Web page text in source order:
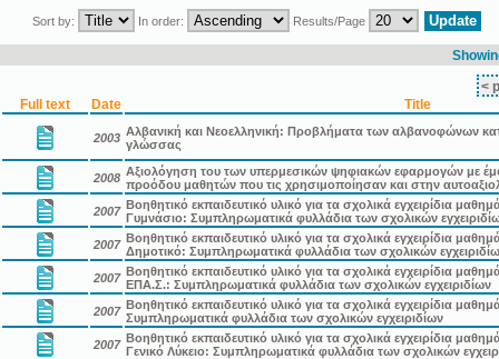
Sort by: In order: Results/Page
<
Full text
Date Title
2003 Αλβανική και Νεοελληνική: Προβλήματα των αλβανοφώνων
γλώσσας
2008 Αξιολόγηση του των υπερμεσικών ψηφιακών εφαρμογών με
προόδου μαθητών που τις χρησιμοποίησαν και στην
2007 Βοηθητικό εκπαιδευτικό υλικό για τα σχολικά εγχειρίδια
Γυμνάσιο: Συμπληρωματικά φυλλάδια των σχολικών
2007 Βοηθητικό εκπαιδευτικό υλικό για τα σχολικά εγχειρίδια
Δημοτικό: Συμπληρωματικά φυλλάδια των σχολικών
2007 Βοηθητικό εκπαιδευτικό υλικό για τα σχολικά εγχειρίδια
ΕΠΑ.Σ.: Συμπληρωματικά φυλλάδια των σχολικών εγχειριδίων
2007 Βοηθητικό εκπαιδευτικό υλικό για τα σχολικά εγχειρίδια
Συμπληρωματικά φυλλάδια των σχολικών εγχειριδίων
2007 Βοηθητικό εκπαιδευτικό υλικό για τα σχολικά εγχειρίδια
Γενικό Λύκειο: Συμπληρωματικά φυλλάδια των σχολικών